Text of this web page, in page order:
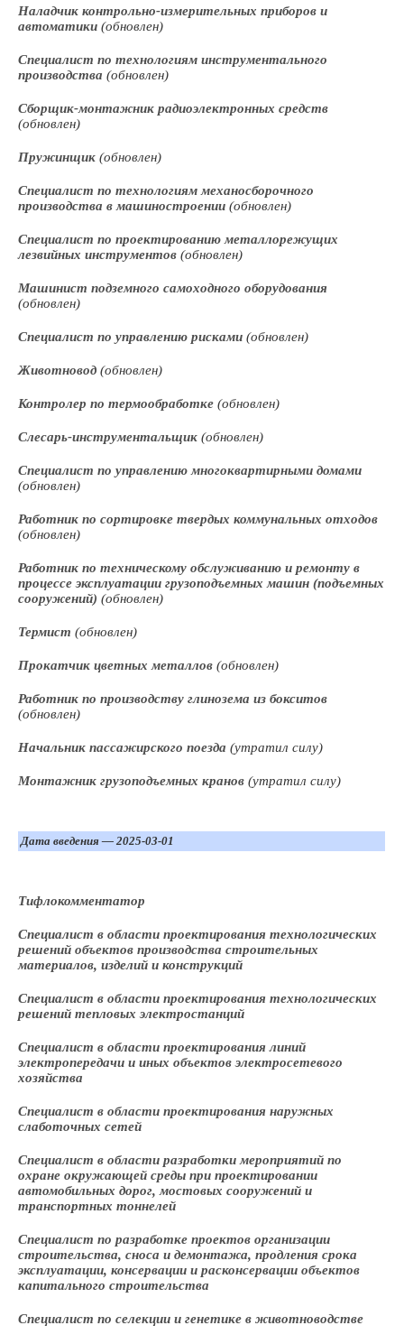
Наладчик контрольно-измерительных приборов и
автоматики (обновлен)
Специалист по технологиям инструментального
производства (обновлен)
Сборщик-монтажник радиоэлектронных средств
(обновлен)
Пружинщик (обновлен)
Специалист по технологиям механосборочного
производства в машиностроении (обновлен)
Специалист по проектированию металлорежущих
лезвийных инструментов (обновлен)
Машинист подземного самоходного оборудования
(обновлен)
Специалист по управлению рисками (обновлен)
Животновод (обновлен)
Контролер по термообработке (обновлен)
Слесарь-инструментальщик (обновлен)
Специалист по управлению многоквартирными домами
(обновлен)
Работник по сортировке твердых коммунальных отходов
(обновлен)
Работник по техническому обслуживанию и ремонту в
процессе эксплуатации грузоподъемных машин (подъемных
сооружений) (обновлен)
Термист (обновлен)
Прокатчик цветных металлов (обновлен)
Работник по производству глинозема из бокситов
(обновлен)
Начальник пассажирского поезда (утратил силу)
Монтажник грузоподъемных кранов (утратил силу)
Дата введения — 2025-03-01
Тифлокомментатор
Специалист в области проектирования технологических
решений объектов производства строительных
материалов, изделий и конструкций
Специалист в области проектирования технологических
решений тепловых электростанций
Специалист в области проектирования линий
электропередачи и иных объектов электросетевого
хозяйства
Специалист в области проектирования наружных
слаботочных сетей
Специалист в области разработки мероприятий по
охране окружающей среды при проектировании
автомобильных дорог, мостовых сооружений и
транспортных тоннелей
Специалист по разработке проектов организации
строительства, сноса и демонтажа, продления срока
эксплуатации, консервации и расконсервации объектов
капитального строительства
Специалист по селекции и генетике в животноводстве